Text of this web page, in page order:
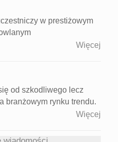
w prestiżowym
Więcej
od szkodliwego lecz
branżowym rynku trendu.
Więcej